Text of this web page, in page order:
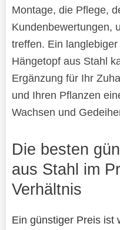
Montage, die Pflege,
Kundenbewertungen,
treffen. Ein
Hängetopf aus Stahl
Ergänzung für Ihr
und Ihren Pflanzen
Wachsen und
Die besten
aus Stahl im
Verhältnis
Ein günstiger Preis ist